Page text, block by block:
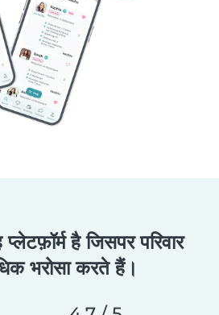
है जिसपर परिवार
भरोसा करते हैं।